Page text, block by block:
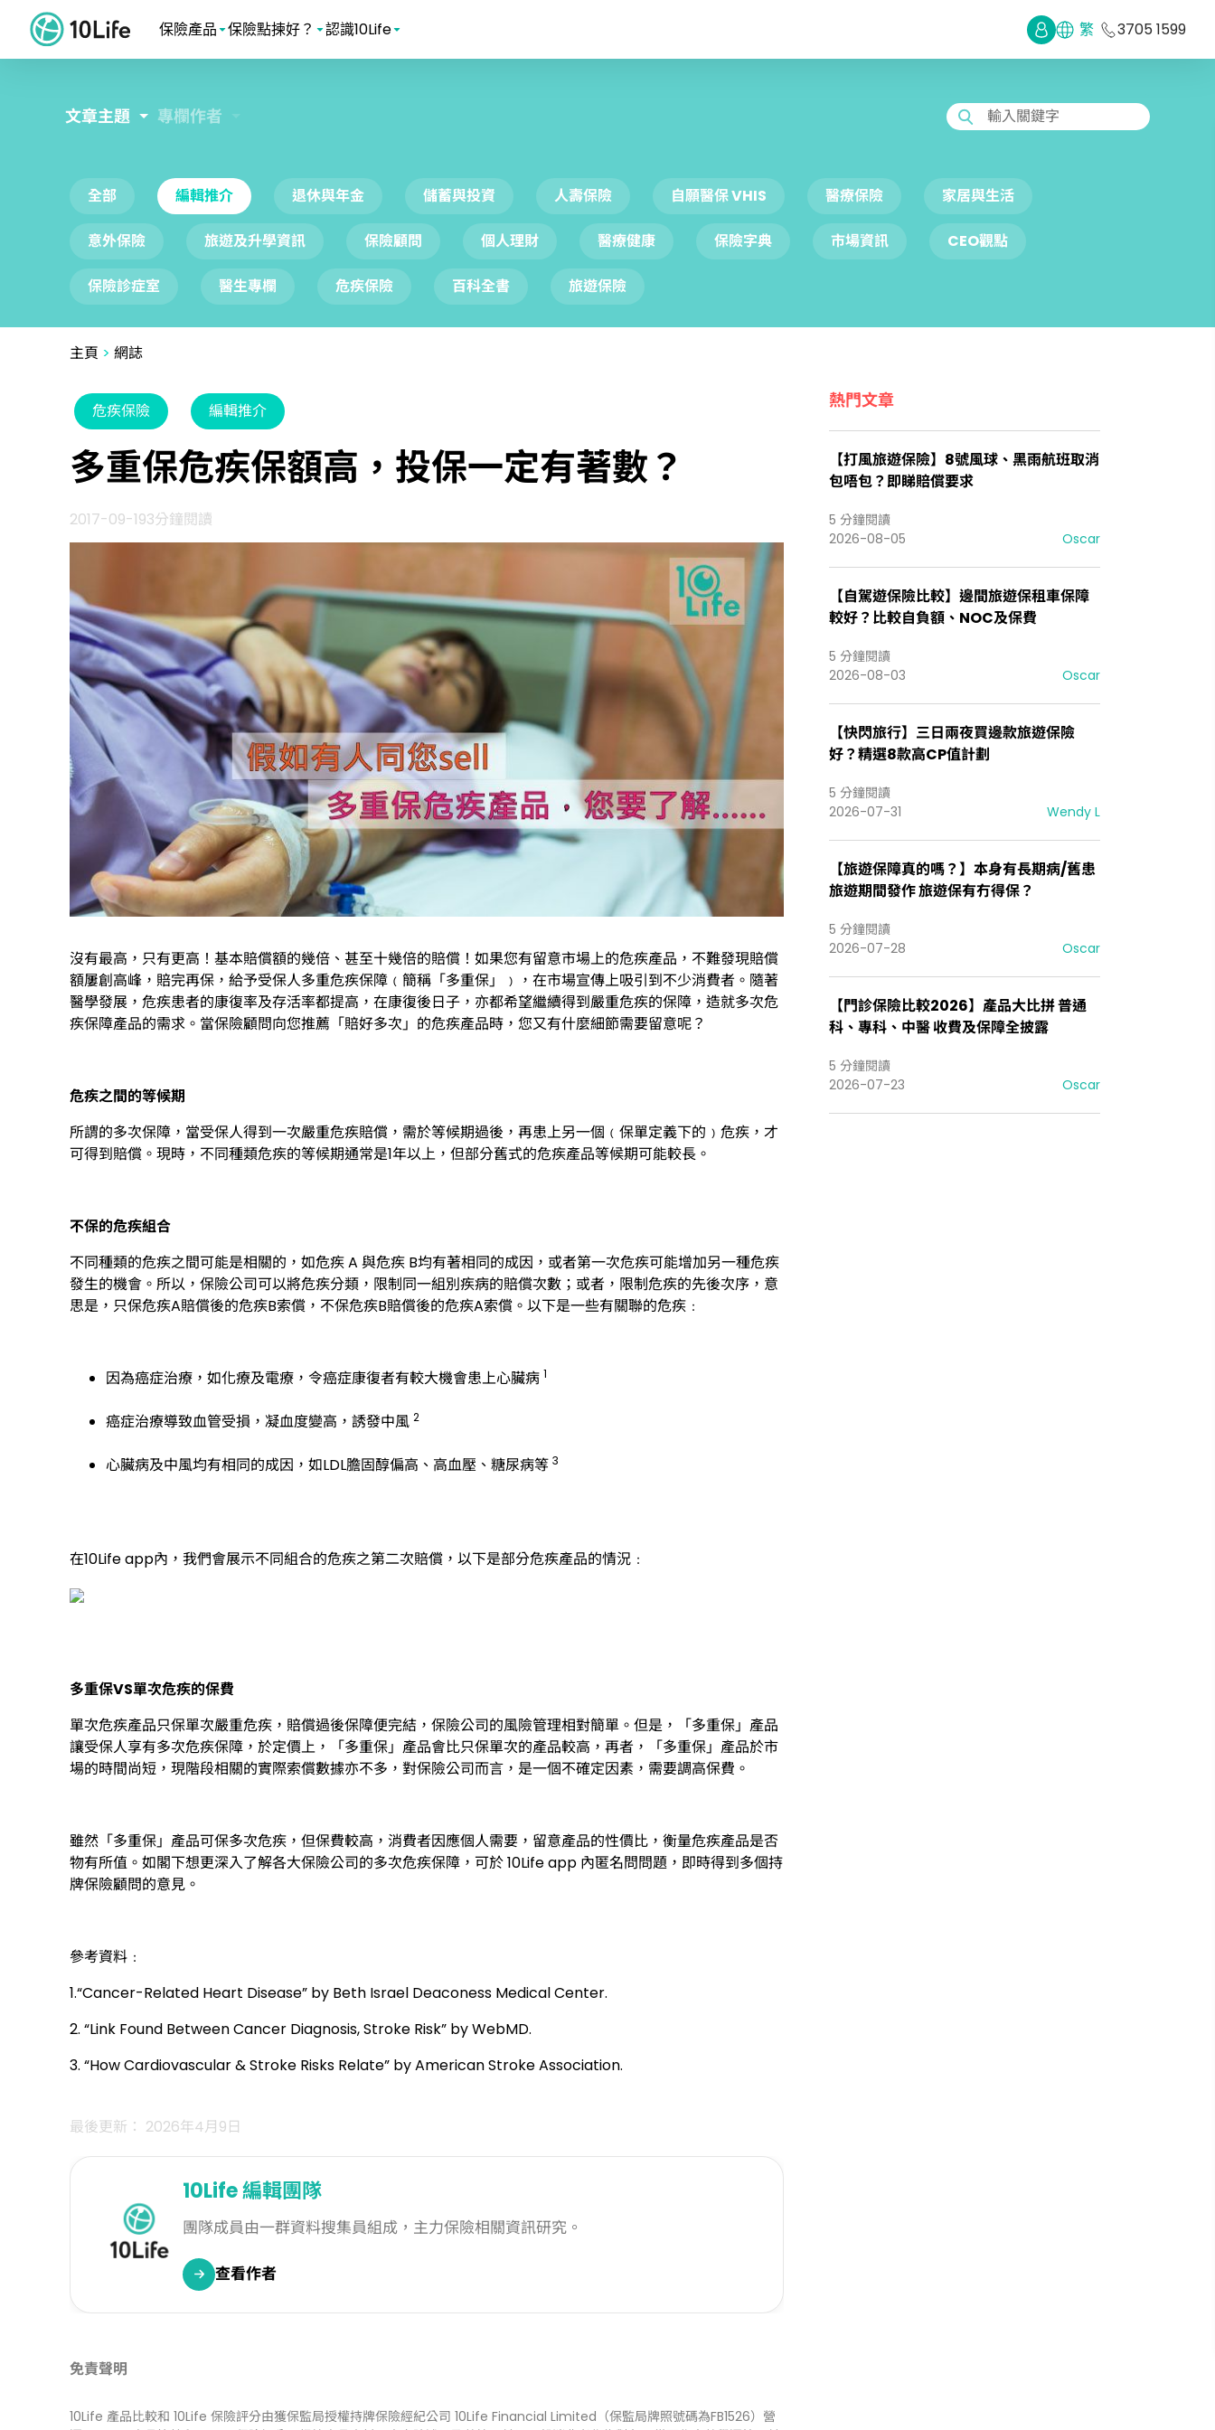
保險產品 保險點揀好？ 認識10Life 繁 3705 1599
文章主題 專欄作者 輸入關鍵字
全部 編輯推介 退休與年金 儲蓄與投資 人壽保險 自願醫保 VHIS 醫療保險 家居與生活
意外保險 旅遊及升學資訊 保險顧問 個人理財 醫療健康 保險字典 市場資訊 CEO觀點
保險診症室 醫生專欄 危疾保險 百科全書 旅遊保險
主頁 > 網誌
危疾保險 編輯推介
多重保危疾保額高，投保一定有著數？
2017-09-193分鐘閱讀
沒有最高，只有更高！基本賠償額的幾倍、甚至十幾倍的賠償！如果您有留意市場上的危疾產品，不難發現賠償
額屢創高峰，賠完再保，給予受保人多重危疾保障﹙簡稱「多重保」﹚，在市場宣傳上吸引到不少消費者。隨著
醫學發展，危疾患者的康復率及存活率都提高，在康復後日子，亦都希望繼續得到嚴重危疾的保障，造就多次危
疾保障產品的需求。當保險顧問向您推薦「賠好多次」的危疾產品時，您又有什麼細節需要留意呢？
危疾之間的等候期
所謂的多次保障，當受保人得到一次嚴重危疾賠償，需於等候期過後，再患上另一個﹙保單定義下的﹚危疾，才
可得到賠償。現時，不同種類危疾的等候期通常是1年以上，但部分舊式的危疾產品等候期可能較長。
不保的危疾組合
不同種類的危疾之間可能是相關的，如危疾 A 與危疾 B均有著相同的成因，或者第一次危疾可能增加另一種危疾
發生的機會。所以，保險公司可以將危疾分類，限制同一組別疾病的賠償次數；或者，限制危疾的先後次序，意
思是，只保危疾A賠償後的危疾B索償，不保危疾B賠償後的危疾A索償。以下是一些有關聯的危疾﹕
因為癌症治療，如化療及電療，令癌症康復者有較大機會患上心臟病 1
癌症治療導致血管受損，凝血度變高，誘發中風 2
心臟病及中風均有相同的成因，如LDL膽固醇偏高、高血壓、糖尿病等 3
在10Life app內，我們會展示不同組合的危疾之第二次賠償，以下是部分危疾產品的情況﹕
多重保VS單次危疾的保費
單次危疾產品只保單次嚴重危疾，賠償過後保障便完結，保險公司的風險管理相對簡單。但是，「多重保」產品
讓受保人享有多次危疾保障，於定價上，「多重保」產品會比只保單次的產品較高，再者，「多重保」產品於市
場的時間尚短，現階段相關的實際索償數據亦不多，對保險公司而言，是一個不確定因素，需要調高保費。
雖然「多重保」產品可保多次危疾，但保費較高，消費者因應個人需要，留意產品的性價比，衡量危疾產品是否
物有所值。如閣下想更深入了解各大保險公司的多次危疾保障，可於 10Life app 內匿名問問題，即時得到多個持
牌保險顧問的意見。
參考資料﹕
1.“Cancer-Related Heart Disease” by Beth Israel Deaconess Medical Center.
2. “Link Found Between Cancer Diagnosis, Stroke Risk” by WebMD.
3. “How Cardiovascular & Stroke Risks Relate” by American Stroke Association.
最後更新： 2026年4月9日
10Life編輯團隊
團隊成員由一群資料搜集員組成，主力保險相關資訊研究。
查看作者
免責聲明
10Life 產品比較和 10Life 保險評分由獲保監局授權持牌保險經紀公司 10Life Financial Limited（保監局牌照號碼為FB1526）營
熱門文章
【打風旅遊保險】8號風球、黑雨航班取消
包唔包？即睇賠償要求
2026-08-05
5 分鐘閱讀
Oscar
【自駕遊保險比較】邊間旅遊保租車保障
較好？比較自負額、NOC及保費
2026-08-03
5 分鐘閱讀
Oscar
【快閃旅行】三日兩夜買邊款旅遊保險
好？精選8款高CP值計劃
2026-07-31
5 分鐘閱讀
Wendy L
【旅遊保障真的嗎？】本身有長期病/舊患
旅遊期間發作 旅遊保有冇得保？
2026-07-28
5 分鐘閱讀
Oscar
【門診保險比較2026】產品大比拼 普通
科、專科、中醫 收費及保障全披露
2026-07-23
5 分鐘閱讀
Oscar